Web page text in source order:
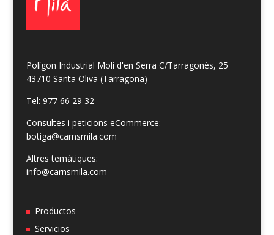
Polígon Industrial Molí d'en Serra C/Tarragonès, 25
43710 Santa Oliva (Tarragona)
Tel: 977 66 29 32
Consultes i peticions eCommerce:
botiga@carnsmila.com
Altres temàtiques:
info@carnsmila.com
Productos
Servicios